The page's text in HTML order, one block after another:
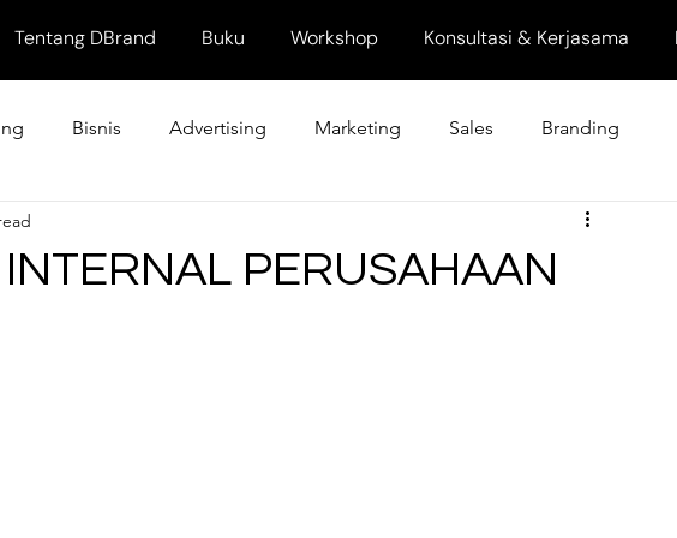
Tentang DBrand Buku Workshop Konsultasi & Kerjasama
Bisnis Advertising Marketing Sales Branding
PERUSAHAAN